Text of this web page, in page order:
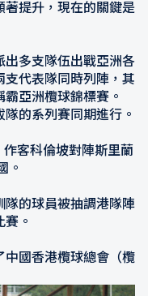
提升，現在的關鍵是
多支隊伍出戰亞洲各
代表隊同時列陣，其
亞洲欖球錦標賽。
的系列賽同期進行。
客科倫坡對陣斯里蘭
。
隊的球員被抽調港隊陣
。
國香港欖球總會（欖